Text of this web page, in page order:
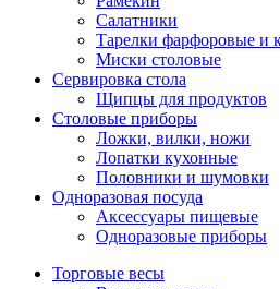
Салатники
Тарелки фарфоровые и
Миски столовые
Сервировка стола
Щипцы для продуктов
Столовые приборы
Ложки, вилки, ножи
Лопатки кухонные
Половники и шумовки
Одноразовая посуда
Аксессуары пищевые
Одноразовые приборы
Торговые весы